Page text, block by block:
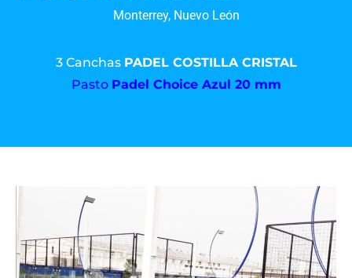
Monterrey, Nuevo León
3 Canchas PADEL COSTILLA CRISTAL
Pasto Padel Choice Azul 20 mm